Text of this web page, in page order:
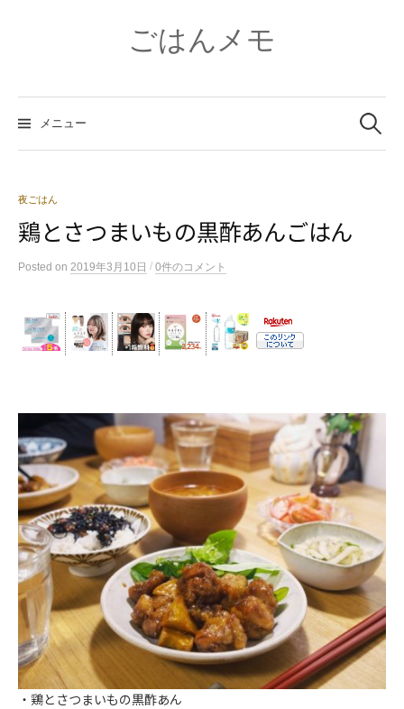
ス
キ
プ
ごはんメモ
メニュー
索:
夜ごはん
鶏とさつまいもの黒酢あんごはん
Posted on 2019年3月10日 / 0件のコメント
・鶏とさつまいもの黒酢あん